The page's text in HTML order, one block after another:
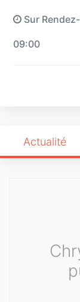
Sur
09:00
Actualité